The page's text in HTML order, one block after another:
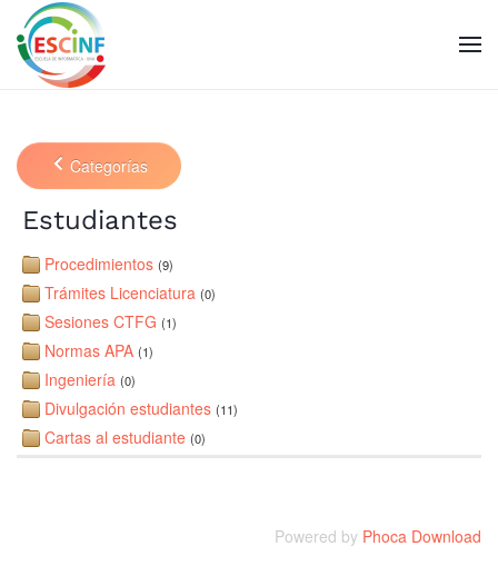
Skip to main content
Categorías
Estudiantes
Procedimientos (9)
Trámites Licenciatura (0)
Sesiones CTFG (1)
Normas APA (1)
Ingeniería (0)
Divulgación estudiantes (11)
Cartas al estudiante (0)
Powered by Phoca Download